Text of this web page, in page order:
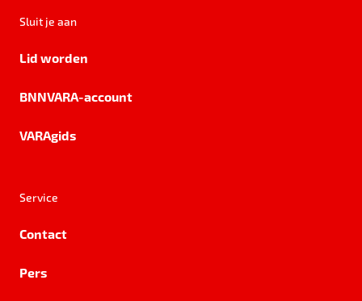
Sluit je aan
Lid worden
BNNVARA-account
VARAgids
Service
Contact
Pers